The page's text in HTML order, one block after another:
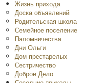
Жизнь прихода
Доска объявлений
Родительская школа
Семейное поселение
Паломничества
Дни Ольги
Дом престарелых
Сестричество
Доброе Дело